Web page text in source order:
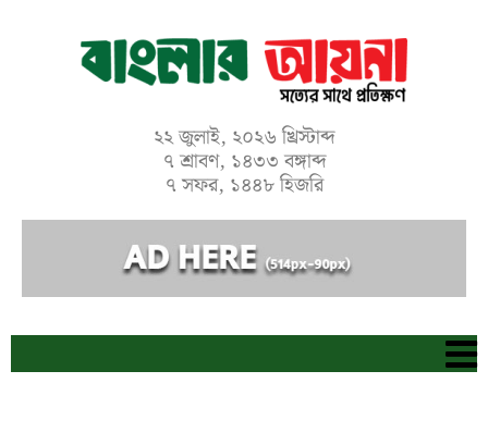
২২ জুলাই, ২০২৬ খ্রিস্টাব্দ
৭ শ্রাবণ, ১৪৩৩ বঙ্গাব্দ
৭ সফর, ১৪৪৮ হিজরি